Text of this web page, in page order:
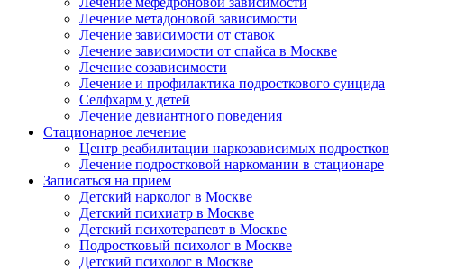
Лечение метадоновой зависимости
Лечение зависимости от ставок
Лечение зависимости от спайса в Москве
Лечение созависимости
Лечение и профилактика подросткового суицида
Селфхарм у детей
Лечение девиантного поведения
Стационарное лечение
Центр реабилитации наркозависимых подростков
Лечение подростковой наркомании в стационаре
Записаться на прием
Детский нарколог в Москве
Детский психиатр в Москве
Детский психотерапевт в Москве
Подростковый психолог в Москве
Детский психолог в Москве